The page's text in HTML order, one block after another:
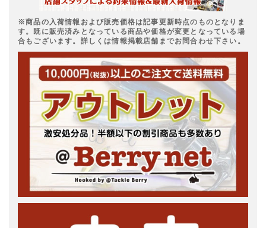
※商品の入荷情報および販売価格は記事更新時点のものとなりま
す。既に販売済みとなっている商品や価格が変更となっている場
合もございます。詳しくは情報掲載店舗までお問合わせ下さい。